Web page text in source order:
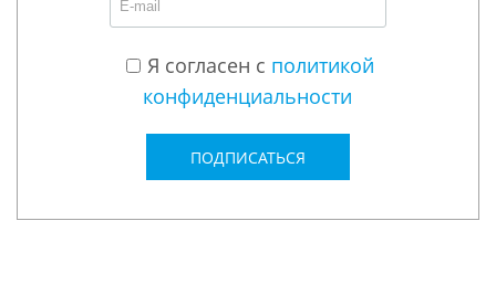
Я согласен с политикой
конфиденциальности
ПОДПИСАТЬСЯ